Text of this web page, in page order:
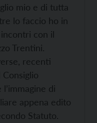
mio e di tutta
lo faccio ho in
con il
Trentini.
recenti
di
appena edito
Statuto.